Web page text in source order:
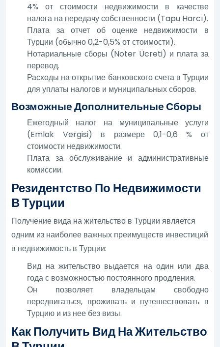
4% от стоимости недвижимости в качестве
налога на передачу собственности (Tapu Harcı).
Плата за отчет об оценке недвижимости в
Турции (обычно 0,2-0,5% от стоимости).
Нотариальные сборы (Noter Ücreti) и плата за
перевод.
Расходы на открытие банковского счета в Турции
для уплаты налогов и муниципальных сборов.
Возможные Дополнительные Сборы
Ежегодный налог на муниципальные услуги
(Emlak Vergisi) в размере 0,1-0,6 % от
стоимости недвижимости.
Плата за обслуживание и административные
комиссии.
Резидентство По Недвижимости
В Турции
Получение вида на жительство в Турции является
одним из наиболее важных преимуществ инвестиций
в недвижимость в Турции:
Вид на жительство выдается на один или два
года с возможностью постоянного продления.
Он позволяет владельцам свободно
передвигаться, проживать и путешествовать в
Турцию и из нее без визы.
Как Получить Вид На Жительство